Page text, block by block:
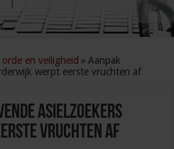
en veiligheid » Aanpak
werpt eerste vruchten af
asielzoekers
vruchten af